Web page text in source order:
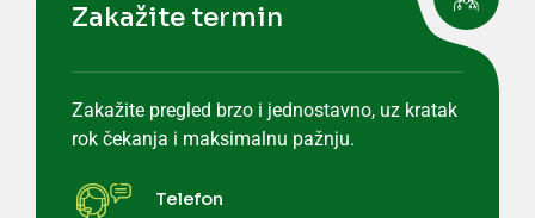
Zakažite termin
Zakažite pregled brzo i jednostavno, uz kratak
rok čekanja i maksimalnu pažnju.
Telefon